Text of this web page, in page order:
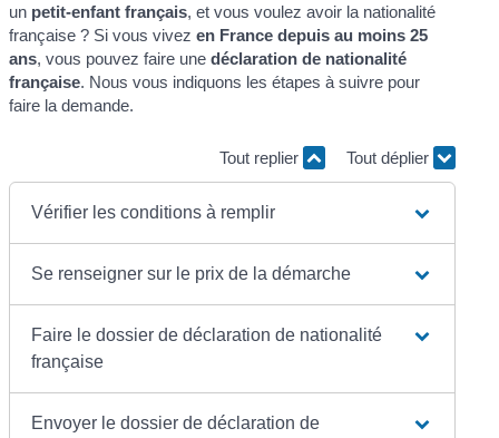
un petit-enfant français, et vous voulez avoir la nationalité
française ? Si vous vivezen France depuis au moins 25
ans, vous pouvez faire unedéclaration de nationalité
française. Nous vous indiquons les étapes à suivre pour
faire la demande.
Tout replier Tout déplier
Vérifier les conditions à remplir
Se renseigner sur le prix de la démarche
Faire le dossier de déclaration de nationalité
française
Envoyer le dossier de déclaration de